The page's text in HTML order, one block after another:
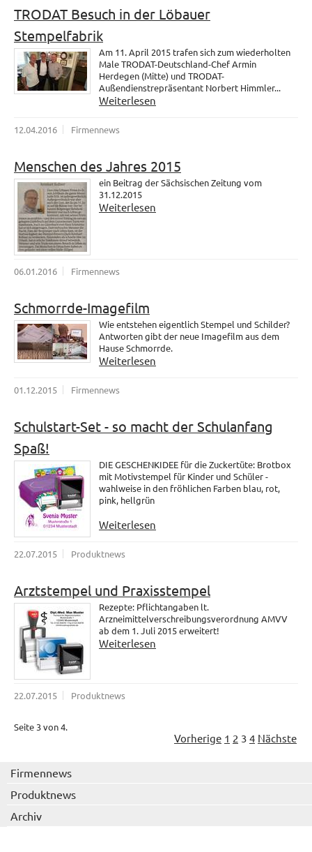
TRODAT Besuch in der Löbauer
Stempelfabrik
Am 11. April 2015 trafen sich zum wiederholten
Male TRODAT-Deutschland-Chef Armin
Herdegen (Mitte) und TRODAT-
Außendienstrepräsentant Norbert Himmler...
Weiterlesen
12.04.2016 Firmennews
Menschen des Jahres 2015
ein Beitrag der Sächsischen Zeitung vom
31.12.2015
Weiterlesen
06.01.2016 Firmennews
Schmorrde-Imagefilm
Wie entstehen eigentlich Stempel und Schilder?
Antworten gibt der neue Imagefilm aus dem
Hause Schmorrde.
Weiterlesen
01.12.2015 Firmennews
Schulstart-Set - so macht der Schulanfang
Spaß!
DIE GESCHENKIDEE für die Zuckertüte: Brotbox
mit Motivstempel für Kinder und Schüler -
wahlweise in den fröhlichen Farben blau, rot,
pink, hellgrün
Weiterlesen
22.07.2015 Produktnews
Arztstempel und Praxisstempel
Rezepte: Pflichtangaben lt.
Arzneimittelverschreibungsverordnung AMVV
ab dem 1. Juli 2015 erweitert!
Weiterlesen
22.07.2015 Produktnews
Seite 3 von 4.
Vorherige 1 2 3 4 Nächste
Firmennews
Produktnews
Archiv